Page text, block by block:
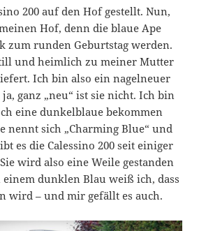
200 auf den Hof gestellt. Nun,
Hof, denn die blaue Ape
zum runden Geburtstag werden.
und heimlich zu meiner Mutter
Ich bin also ein nagelneuer
ja, ganz „neu“ ist sie nicht. Ich bin
eine dunkelblaue bekommen
nennt sich „Charming Blue“ und
es die Calessino 200 seit einiger
wird also eine Weile gestanden
dunklen Blau weiß ich, dass
wird – und mir gefällt es auch.